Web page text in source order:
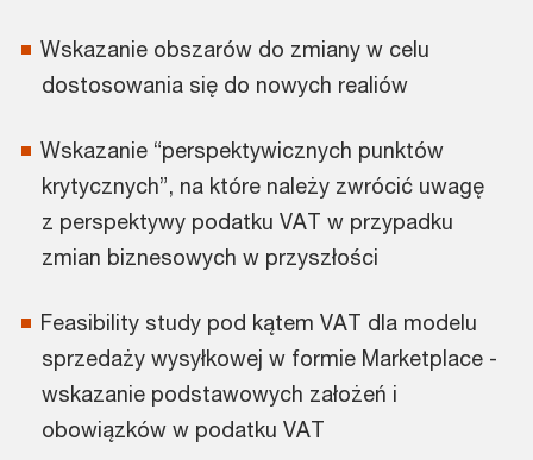
Wskazanie obszarów do zmiany w celu
dostosowania się do nowych realiów
Wskazanie “perspektywicznych punktów
krytycznych”, na które należy zwrócić uwagę
z perspektywy podatku VAT w przypadku
zmian biznesowych w przyszłości
Feasibility study pod kątem VAT dla modelu
sprzedaży wysyłkowej w formie Marketplace -
wskazanie podstawowych założeń i
obowiązków w podatku VAT